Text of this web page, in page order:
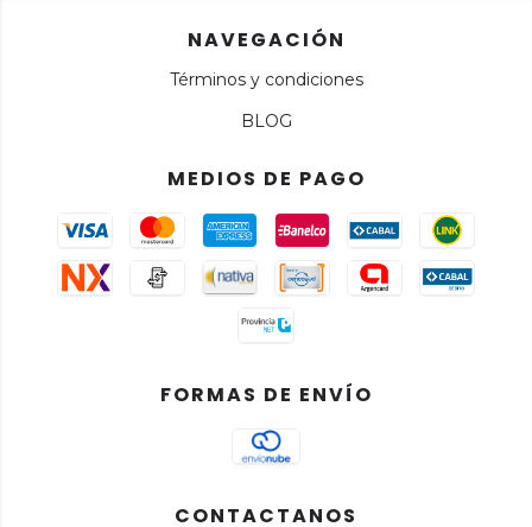
NAVEGACIÓN
Términos y condiciones
BLOG
MEDIOS DE PAGO
FORMAS DE ENVÍO
CONTACTANOS